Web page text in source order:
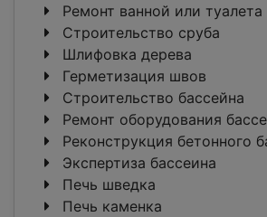
Ремонт ванной или туалета
Строительство сруба
Шлифовка дерева
Герметизация швов
Строительство бассейна
Ремонт оборудования
Реконструкция бетонного
Экспертиза бассеина
Печь шведка
Печь каменка